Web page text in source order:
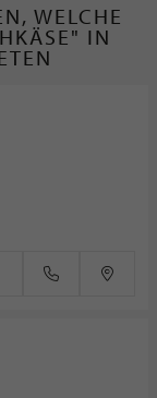
WELCHE
IN